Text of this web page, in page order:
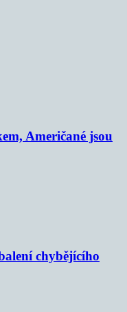
Američané jsou
chybějícího